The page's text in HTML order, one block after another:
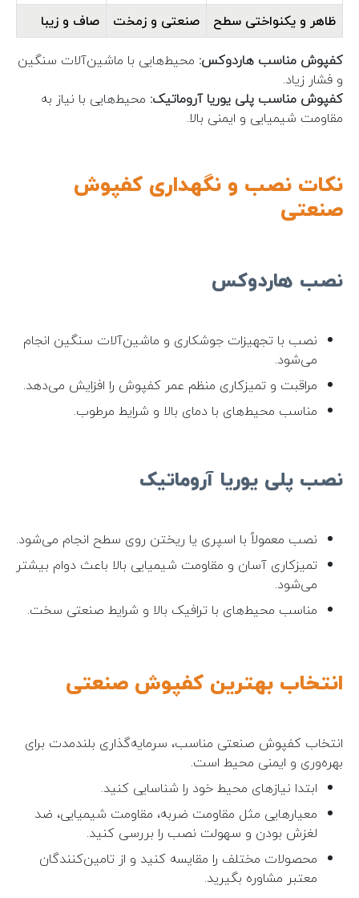
ظاهر و یکنواختی سطح
صنعتی و زمخت
صاف و زیبا
کفپوش مناسب هاردوکس: محیط‌هایی با ماشین‌آلات سنگین
و فشار زیاد.
کفپوش مناسب پلی یوریا آروماتیک: محیط‌هایی با نیاز به
مقاومت شیمیایی و ایمنی بالا.
نکات نصب و نگهداری کفپوش
صنعتی
نصب هاردوکس
نصب با تجهیزات جوشکاری و ماشین‌آلات سنگین انجام
می‌شود.
مراقبت و تمیزکاری منظم عمر کفپوش را افزایش می‌دهد.
مناسب محیط‌های با دمای بالا و شرایط مرطوب.
نصب پلی یوریا آروماتیک
نصب معمولاً با اسپری یا ریختن روی سطح انجام می‌شود.
تمیزکاری آسان و مقاومت شیمیایی بالا باعث دوام بیشتر
می‌شود.
مناسب محیط‌های با ترافیک بالا و شرایط صنعتی سخت.
انتخاب بهترین کفپوش صنعتی
انتخاب کفپوش صنعتی مناسب، سرمایه‌گذاری بلندمدت برای
بهره‌وری و ایمنی محیط است.
ابتدا نیازهای محیط خود را شناسایی کنید.
معیارهایی مثل مقاومت ضربه، مقاومت شیمیایی، ضد
لغزش بودن و سهولت نصب را بررسی کنید.
محصولات مختلف را مقایسه کنید و از تامین‌کنندگان
معتبر مشاوره بگیرید.